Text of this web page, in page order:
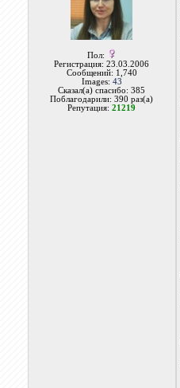
Пол:
Регистрация: 23.03.2006
Сообщений: 1,740
Images: 43
Сказал(а) спасибо: 385
Поблагодарили: 390 раз(а)
Репутация:21219